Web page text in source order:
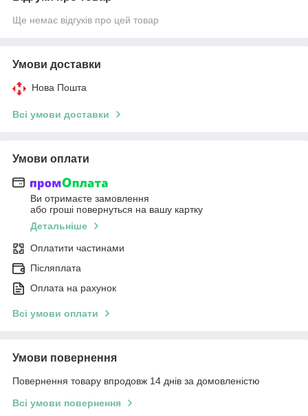
Ще немає відгуків про цей товар
Умови доставки
Нова Пошта
Всі умови доставки
Умови оплати
Ви отримаєте замовлення
або гроші повернуться на вашу картку
Детальніше
Оплатити частинами
Післяплата
Оплата на рахунок
Всі умови оплати
Умови повернення
Повернення товару впродовж 14 днів за домовленістю
Всі умови повернення